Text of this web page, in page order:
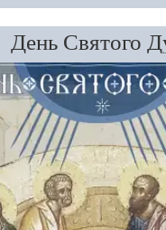
День Святого